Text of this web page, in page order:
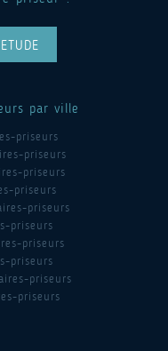
par ville
priseurs
priseurs
priseurs
priseurs
priseurs
priseurs
priseurs
priseurs
priseurs
priseurs